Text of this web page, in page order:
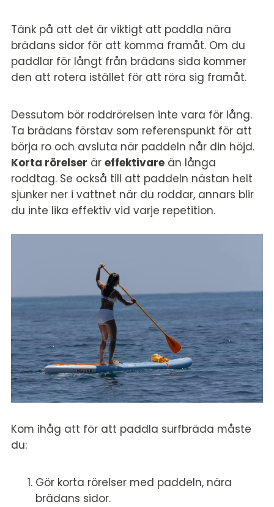
Tänk på att det är viktigt att paddla nära
brädans sidor för att komma framåt. Om du
paddlar för långt från brädans sida kommer
den att rotera istället för att röra sig framåt.
Dessutom bör roddrörelsen inte vara för lång.
Ta brädans förstav som referenspunkt för att
börja ro och avsluta när paddeln når din höjd.
Korta rörelser är effektivareän långa
roddtag. Se också till att paddeln nästan helt
sjunker ner i vattnet när du roddar, annars blir
du inte lika effektiv vid varje repetition.
Kom ihåg att för att paddla surfbräda måste
du:
Gör korta rörelser med paddeln, nära
brädans sidor.